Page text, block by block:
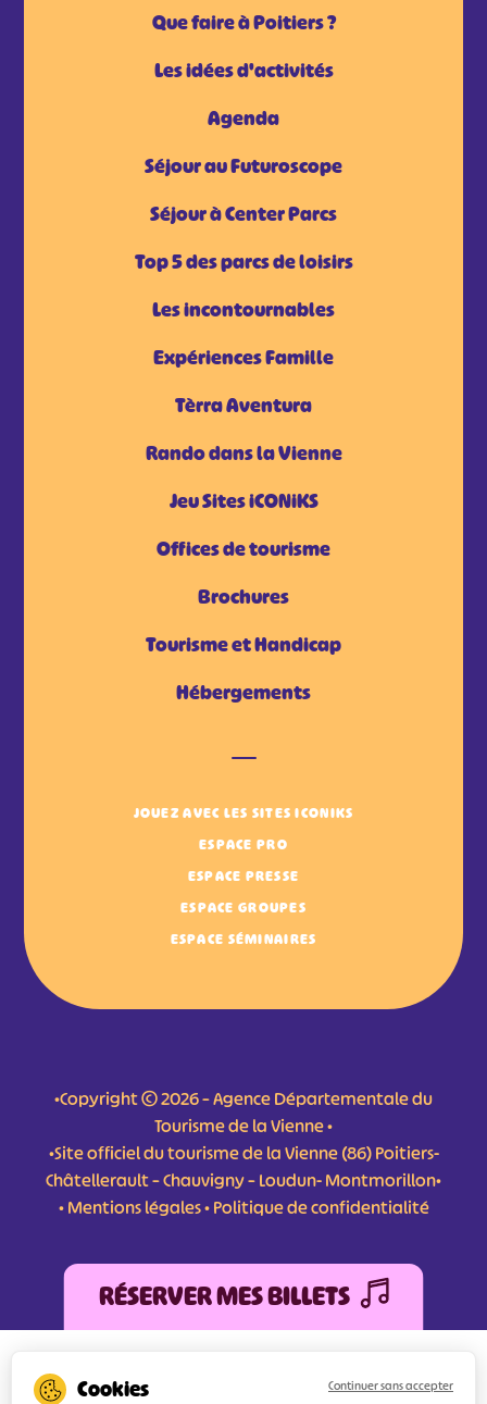
Que faire à Poitiers ?
Les idées d'activités
Agenda
Séjour au Futuroscope
Séjour à Center Parcs
Top 5 des parcs de loisirs
Les incontournables
Expériences Famille
Tèrra Aventura
Rando dans la Vienne
Jeu Sites iCONiKS
Offices de tourisme
Brochures
Tourisme et Handicap
Hébergements
JOUEZ AVEC LES SITES ICONIKS
ESPACE PRO
ESPACE PRESSE
ESPACE GROUPES
ESPACE SÉMINAIRES
•Copyright © 2026 – Agence Départementale du
Tourisme de la Vienne •
•Site officiel du tourisme de la Vienne (86) Poitiers-
Châtellerault – Chauvigny – Loudun- Montmorillon•
•Mentions légales•Politique de confidentialité
RÉSERVER MES BILLETS
l’Europe au titre du FEDER (Fonds Européen de développement Régional) pour
l’amélioration et la structuration des services numériques pour une meilleure
Continuer sans accepter